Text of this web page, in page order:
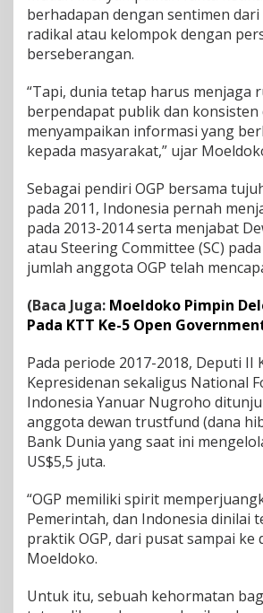
berhadapan dengan sentimen
radikal atau kelompok dengan
berseberangan.
“Tapi, dunia tetap harus menjaga
berpendapat publik dan konsisten
menyampaikan informasi yang
kepada masyarakat,” ujar
Sebagai pendiri OGP bersama
pada 2011, Indonesia pernah
pada 2013-2014 serta menjabat
atau Steering Committee (SC)
jumlah anggota OGP telah
(Baca Juga: Moeldoko Pimpin
Pada KTT Ke-5 Open
Pada periode 2017-2018, Deputi II
Kepresidenan sekaligus National
Indonesia Yanuar Nugroho
anggota dewan trustfund (dana
Bank Dunia yang saat ini
US$5,5 juta.
“OGP memiliki spirit
Pemerintah, dan Indonesia dinilai
praktik OGP, dari pusat sampai ke
Moeldoko.
Untuk itu, sebuah kehormatan